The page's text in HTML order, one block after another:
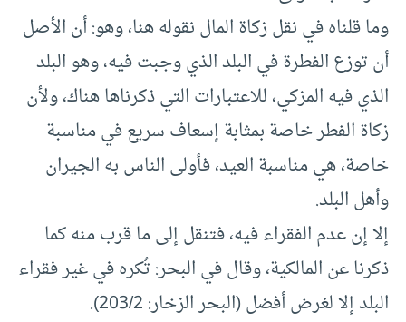
وما قلناه في نقل زكاة المال نقوله هنا، وهو: أن الأصل
أن توزع الفطرة في البلد الذي وجبت فيه، وهو البلد
الذي فيه المزكي، للاعتبارات التي ذكرناها هناك، ولأن
زكاة الفطر خاصة بمثابة إسعاف سريع في مناسبة
خاصة، هي مناسبة العيد، فأولى الناس به الجيران
وأهل البلد.
إلا إن عدم الفقراء فيه، فتنقل إلى ما قرب منه كما
ذكرنا عن المالكية، وقال في البحر: تُكره في غير فقراء
البلد إلا لغرض أفضل (البحر الزخار: 203/2).